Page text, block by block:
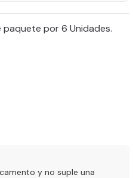
por 6 Unidades.
y no suple una